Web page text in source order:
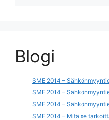
Blogi
SME 2014 –
SME 2014 –
SME 2014 –
SME 2014 – Mitä se